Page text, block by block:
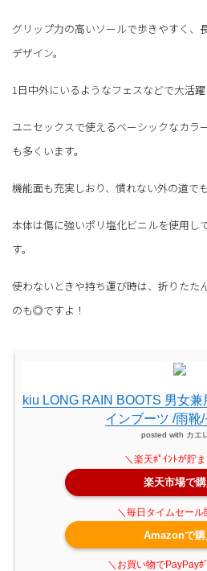
グリップ力の高いソールで歩きやすく、
デザイン。
1日中外にいるようなフェスなどで大活躍
ユニセックスで使えるベーシックなカラ
も多くいます。
機能面も充実しおり、慣れない外の道で
本体は傷に強いポリ塩化ビニルを使用し
す。
使わないときや持ち運び時は、折りたた
のも◎ですよ！
kiu LONG RAIN BOOTS 男女
インブーツ /雨靴
posted with カエ
楽天市場で
Amazonで購